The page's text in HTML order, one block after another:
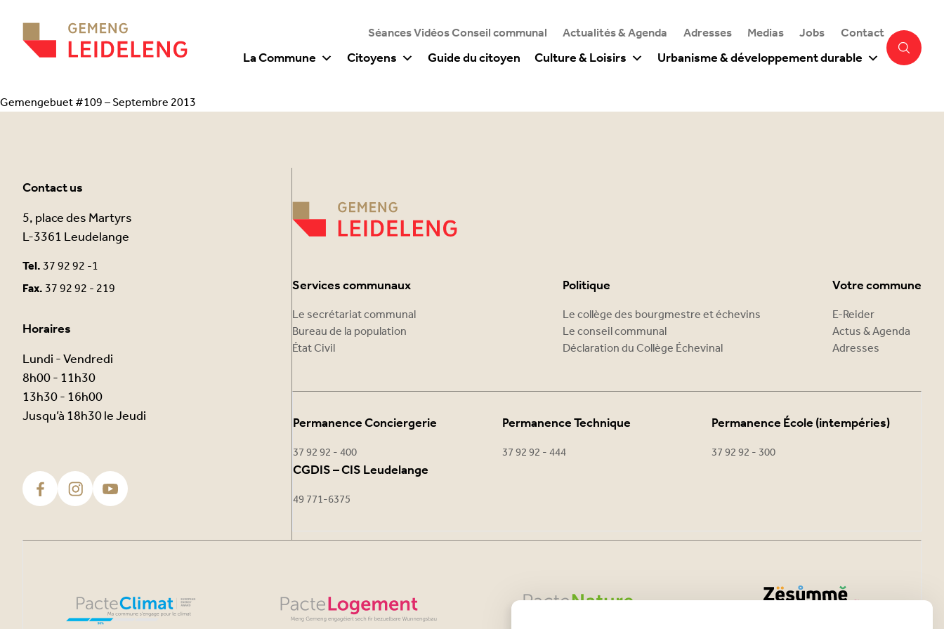
Séances Vidéos Conseil communal Actualités & Agenda Adresses Medias Jobs Contact
La Commune Citoyens Guide du citoyen Culture & Loisirs Urbanisme & développement durable
Gemengebuet #109 – Septembre 2013
Contact us
5, place des Martyrs
L-3361 Leudelange
Tel.37 92 92 -1
Fax.37 92 92 - 219
Horaires
Lundi - Vendredi
8h00 - 11h30
13h30 - 16h00
Jusqu’à 18h30 le Jeudi
Services communaux
Le secrétariat communal
Bureau de la population
État Civil
Politique
Le collège des bourgmestre et échevins
Le conseil communal
Déclaration du Collège Échevinal
Votre commune
E-Reider
Actus & Agenda
Adresses
Permanence Conciergerie
37 92 92 - 400
Permanence Technique
37 92 92 - 444
Permanence École (intempéries)
37 92 92 - 300
CGDIS – CIS Leudelange
49 771-6375